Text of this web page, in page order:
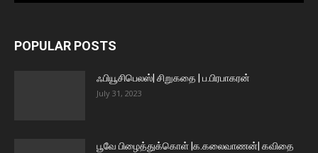
POPULAR POSTS
ஃபியூசிபெலஸ்| சிறுகதை | ப.பிரபாகரன்
July 31, 2023
பூவே பிழைத்துக்கொள் |க.கலைவாணன்| கவிதை